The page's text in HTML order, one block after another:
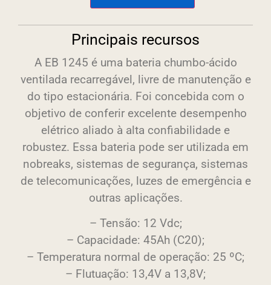
Principais recursos
A EB 1245 é uma bateria chumbo-ácido
ventilada recarregável, livre de manutenção e
do tipo estacionária. Foi concebida com o
objetivo de conferir excelente desempenho
elétrico aliado à alta confiabilidade e
robustez. Essa bateria pode ser utilizada em
nobreaks, sistemas de segurança, sistemas
de telecomunicações, luzes de emergência e
outras aplicações.
– Tensão: 12 Vdc;
– Capacidade: 45Ah (C20);
– Temperatura normal de operação: 25 ºC;
– Flutuação: 13,4V a 13,8V;